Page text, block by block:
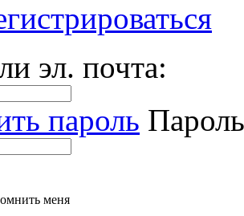
эл. почта:
пароль
меня